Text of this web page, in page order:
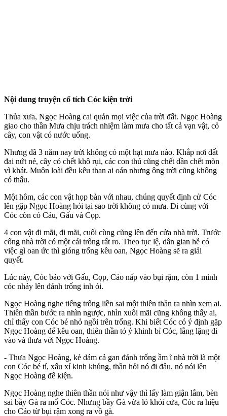
Nội dung truyện cổ tích Cóc kiện trời
Thủa xưa, Ngọc Hoàng cai quản mọi việc của trời đất. Ngọc Hoàng
giao cho thần Mưa chịu trách nhiệm làm mưa cho tất cả vạn vật, cỏ
cây, con vật có nước uống.
Nhưng đã 3 năm nay trời không có một hạt mưa nào. Khắp nơi đất
đai nứt nẻ, cây có chết khô rụi, các con thú cũng chết dần chết mòn
vì khát. Muôn loài đều kêu than ai oán nhưng ông trời cũng không
có thấu.
Một hôm, các con vật họp bàn với nhau, chúng quyết định cử Cóc
lên gặp Ngọc Hoàng hỏi tại sao trời không có mưa. Đi cùng với
Cóc còn có Cáu, Gấu và Cọp.
4 con vật đi mãi, đi mãi, cuối cùng cũng lên đến cửa nhà trời. Trước
cổng nhà trời có một cái trống rất ro. Theo tục lệ, dân gian hễ có
việc gì oan ức thì gióng trống kêu oan, Ngọc Hoàng sẽ ra giải
quyết.
Lúc này, Cóc bảo với Gấu, Cọp, Cáo nấp vào bụi rậm, còn 1 mình
cóc nhảy lên đánh trống inh ỏi.
Ngọc Hoàng nghe tiếng trống liền sai một thiên thần ra nhìn xem ai.
Thiên thần bước ra nhìn ngược, nhìn xuôi mãi cũng không thấy ai,
chỉ thấy con Cóc bé nhỏ ngồi trên trống. Khi biết Cóc có ý định gặp
Ngọc Hoàng để kêu oan, thiên thần tỏ ý khinh bỉ Cóc, lẳng lặng đi
vào và thưa với Ngọc Hoàng.
- Thưa Ngọc Hoàng, kẻ dám cả gan đánh trống ầm ĩ nhà trời là một
con Cóc bé tí, xấu xí kinh khủng, thần hỏi nó đi đâu, nó nói lên
Ngọc Hoàng để kiện.
Ngọc Hoàng nghe thiên thần nói như vậy thì lấy làm giận lắm, bèn
sai bầy Gà ra mổ Cóc. Nhưng bầy Gà vừa ló khỏi cửa, Cóc ra hiệu
cho Cáo từ bụi rậm xong ra vồ gà.